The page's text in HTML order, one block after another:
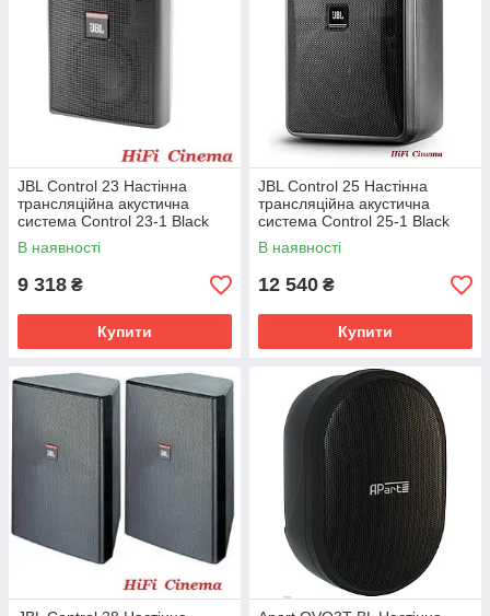
JBL Control 23 Настінна
трансляційна акустична
система Control 23-1 Black
В наявності
9 318 ₴
Купити
JBL Control 25 Настінна
трансляційна акустична
система Control 25-1 Black
В наявності
12 540 ₴
Купити